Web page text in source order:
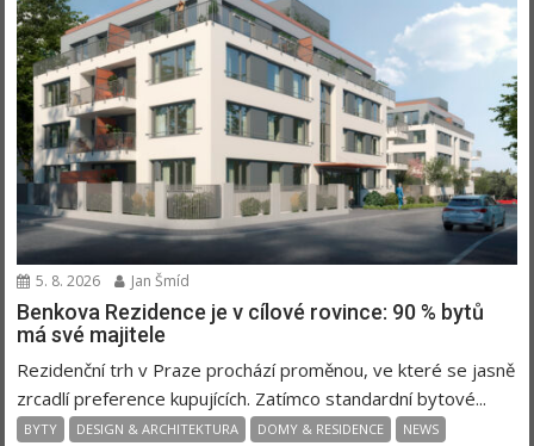
5. 8. 2026 Jan Šmíd
Benkova Rezidence je v cílové rovince: 90 % bytů
má své majitele
Rezidenční trh v Praze prochází proměnou, ve které se jasně
zrcadlí preference kupujících. Zatímco standardní bytové...
BYTY DESIGN & ARCHITEKTURA DOMY & RESIDENCE
NEWS